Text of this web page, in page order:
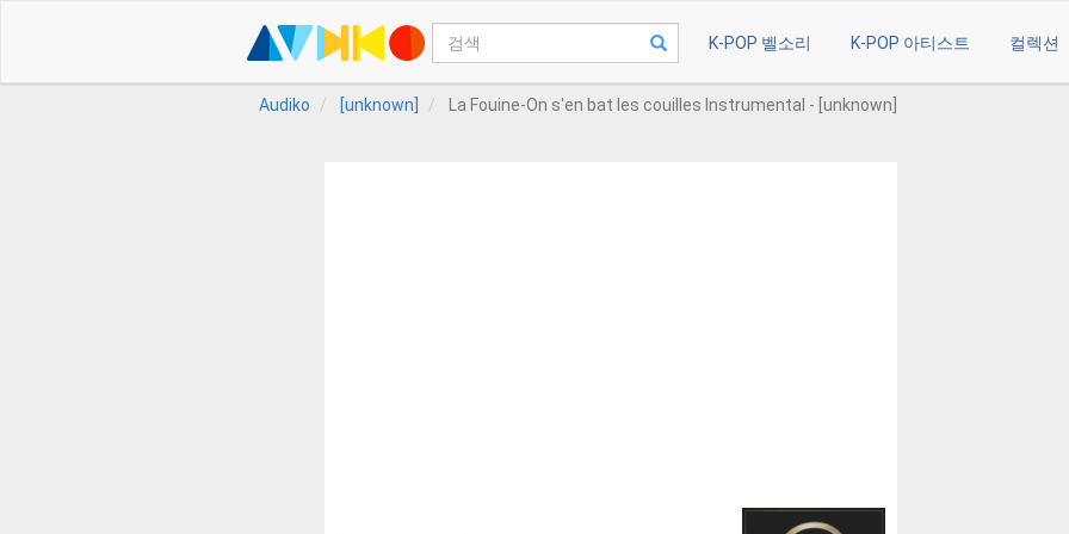
K-POP 벨소리 K-POP 아티스트 컬렉션
Audiko [unknown] La Fouine-On s'en bat les couilles Instrumental - [unknown]